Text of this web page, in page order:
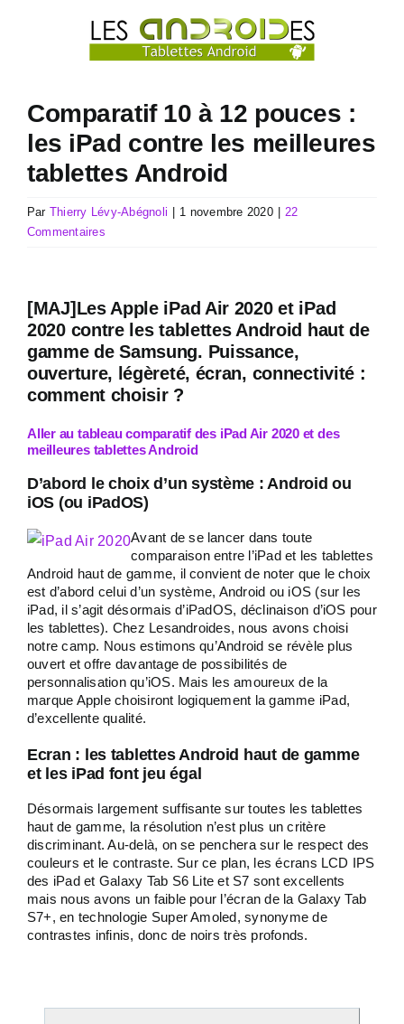
Comparatif 10 à 12 pouces :
les iPad contre les meilleures
tablettes Android
Par Thierry Lévy-Abégnoli 1 novembre 2020
22
Commentaires
[MAJ]Les Apple iPad Air 2020 et iPad
2020 contre les tablettes Android haut de
gamme de Samsung. Puissance,
ouverture, légèreté, écran, connectivité :
comment choisir ?
Aller au tableau comparatif des iPad Air 2020 et des
meilleures tablettes Android
D’abord le choix d’un système : Android ou
iOS (ou iPadOS)
Avant de se lancer dans toute
comparaison entre l’iPad et les tablettes
Android haut de gamme, il convient de noter que le choix
est d’abord celui d’un système, Android ou iOS (sur les
iPad, il s’agit désormais d’iPadOS, déclinaison d’iOS pour
les tablettes). Chez Lesandroides, nous avons choisi
notre camp. Nous estimons qu’Android se révèle plus
ouvert et offre davantage de possibilités de
personnalisation qu’iOS. Mais les amoureux de la
marque Apple choisiront logiquement la gamme iPad,
d’excellente qualité.
Ecran : les tablettes Android haut de gamme
et les iPad font jeu égal
Désormais largement suffisante sur toutes les tablettes
haut de gamme, la résolution n’est plus un critère
discriminant. Au-delà, on se penchera sur le respect des
couleurs et le contraste. Sur ce plan, les écrans LCD IPS
des iPad et Galaxy Tab S6 Lite et S7 sont excellents
mais nous avons un faible pour l’écran de la Galaxy Tab
S7+, en technologie Super Amoled, synonyme de
contrastes infinis, donc de noirs très profonds.